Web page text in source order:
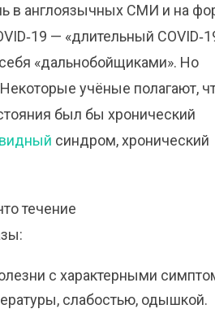
в англоязычных СМИ и на
— «длительный
«дальнобойщиками». Но
учёные полагают,
был бы хронический
синдром, хронический
течение
с характерными
слабостью, одышкой.